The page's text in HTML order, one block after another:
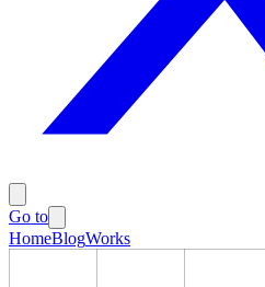
Go to
HomeBlogWorks